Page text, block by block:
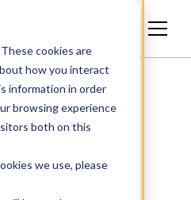
cookies are
how you interact
information in order
browsing experience
both on this
we use, please